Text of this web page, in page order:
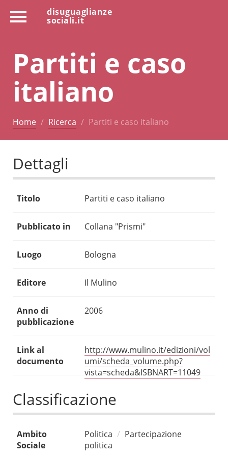
disuguaglianze
sociali.it
Partiti e caso
italiano
Home Ricerca Partiti e caso italiano
Dettagli
Titolo Partiti e caso italiano
Pubblicato in Collana "Prismi"
Luogo Bologna
Editore Il Mulino
Anno di
pubblicazione
2006
Link al
documento
http://www.mulino.it/edizioni/vol
umi/scheda_volume.php?
vista=scheda&ISBNART=11049
Classificazione
Ambito
Sociale
Politica
Partecipazione
politica